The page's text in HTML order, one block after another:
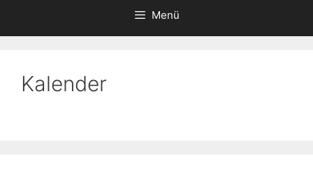
Menü
Kalender